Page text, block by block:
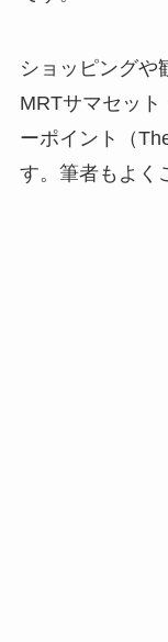
ショッピングや
MRTサマセット
ーポイント（
す。筆者もよく